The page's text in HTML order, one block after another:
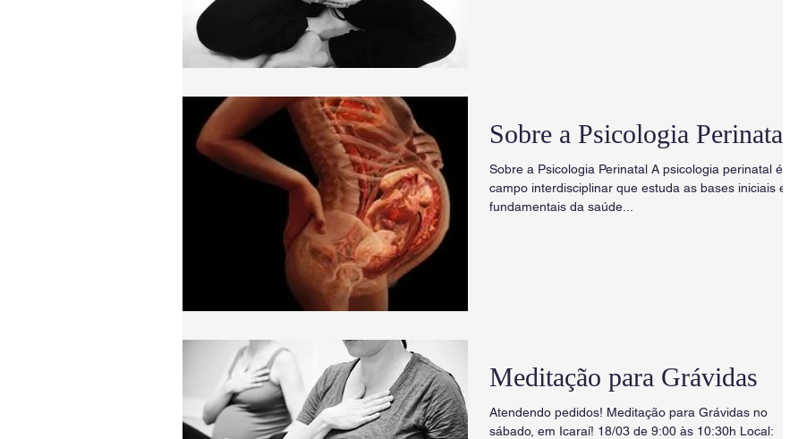
Sobre a Psicologia Perinatal
Sobre a Psicologia Perinatal A psicologia perinatal é um
campo interdisciplinar que estuda as bases iniciais e
fundamentais da saúde...
Meditação para Grávidas
Atendendo pedidos! Meditação para Grávidas no
sábado, em Icaraí! 18/03 de 9:00 às 10:30h Local: